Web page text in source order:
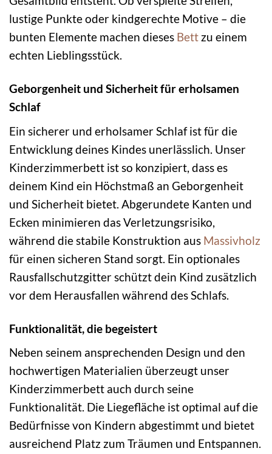
lustige Punkte oder kindgerechte Motive – die
bunten Elemente machen dieses Bett zu einem
echten Lieblingsstück.
Geborgenheit und Sicherheit für erholsamen
Schlaf
Ein sicherer und erholsamer Schlaf ist für die
Entwicklung deines Kindes unerlässlich. Unser
Kinderzimmerbett ist so konzipiert, dass es
deinem Kind ein Höchstmaß an Geborgenheit
und Sicherheit bietet. Abgerundete Kanten und
Ecken minimieren das Verletzungsrisiko,
während die stabile Konstruktion aus Massivholz
für einen sicheren Stand sorgt. Ein optionales
Rausfallschutzgitter schützt dein Kind zusätzlich
vor dem Herausfallen während des Schlafs.
Funktionalität, die begeistert
Neben seinem ansprechenden Design und den
hochwertigen Materialien überzeugt unser
Kinderzimmerbett auch durch seine
Funktionalität. Die Liegefläche ist optimal auf die
Bedürfnisse von Kindern abgestimmt und bietet
ausreichend Platz zum Träumen und Entspannen.